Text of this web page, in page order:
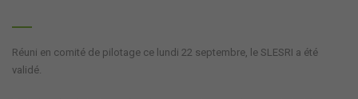
Réuni en comité de pilotage ce lundi 22 septembre, le SLESRI a été
validé.